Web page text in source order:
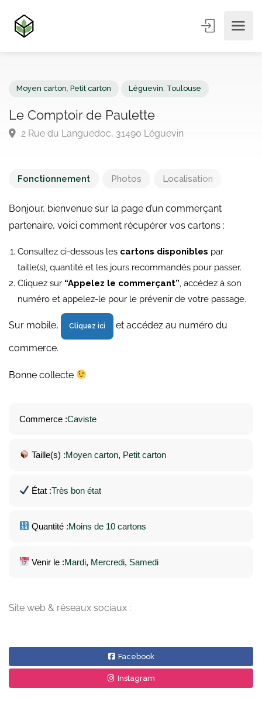
Le Comptoir de Paulette
Fonctionnement Photos Localisation
Bonjour, bienvenue sur la page d’un commerçant
partenaire, voici comment récupérer vos cartons :
Consultez ci-dessous les cartons disponibles par
taille(s), quantité et les jours recommandés pour passer.
Cliquez sur “Appelez le commerçant”, accédez à son
numéro et appelez-le pour le prévenir de votre passage.
Sur mobile, Cliquez ici et accédez au numéro du
commerce.
Bonne collecte
Commerce :Caviste
Taille(s) :Moyen carton, Petit carton
État :Très bon état
Quantité :Moins de 10 cartons
Venir le :Mardi, Mercredi, Samedi
Site web & réseaux sociaux :
Facebook
Instagram